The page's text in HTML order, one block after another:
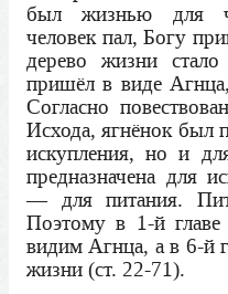
был жизнью для
человек пал, Богу
дерево жизни
пришёл в виде
Согласно
Исхода, ягнёнок был
искупления, но и
предназначена для
— для питания.
Поэтому в 1-й
видим Агнца, а в 6-й
жизни (ст. 22-71).